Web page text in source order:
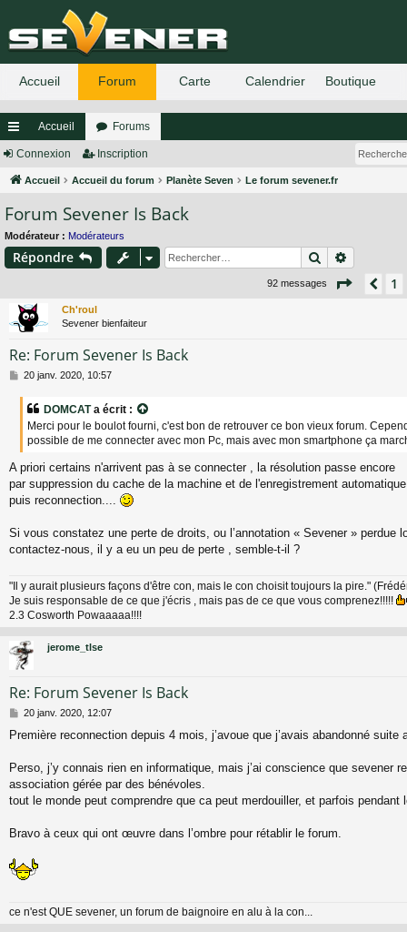
ac
co
ur
ci
Accueil Forums
Connexion Inscription
Accueil Accueil du forum Planète Seven Le forum sevener.fr
Forum Sevener Is Back
Modérateur : Modérateurs
Répondre Rechercher
92 messages Page 51
Ch'roul
Sevener bienfaiteur
Re: Forum Sevener Is Back
M
e
20 janv. 2020, 10:57
DOMCATa écrit :
Merci pour le boulot fourni, c'est bon de retrouver ce bon vieux forum.
possible de me connecter avec mon Pc, mais avec mon smartphone ça
A priori certains n'arrivent pas à se connecter , la résolution passe encore
par suppression du cache de la machine et de l'enregistrement
puis reconnection....
Si vous constatez une perte de droits, ou l’annotation « Sevener » perdue
contactez-nous, il y a eu un peu de perte , semble-t-il ?
"Il y aurait plusieurs façons d'être con, mais le con choisit toujours la pire."
Je suis responsable de ce que j'écris , mais pas de ce que vous comprenez!!!!!
2.3 Cosworth Powaaaaa!!!!
jerome_tlse
Re: Forum Sevener Is Back
M
s
a
g
20 janv. 2020, 12:07
Première reconnection depuis 4 mois, j’avoue que j’avais abandonné
Perso, j’y connais rien en informatique, mais j’ai conscience que sevener
association gérée par des bénévoles.
tout le monde peut comprendre que ca peut merdouiller, et parfois pendant
Bravo à ceux qui ont œuvre dans l’ombre pour rétablir le forum.
ce n'est QUE sevener, un forum de baignoire en alu à la con...